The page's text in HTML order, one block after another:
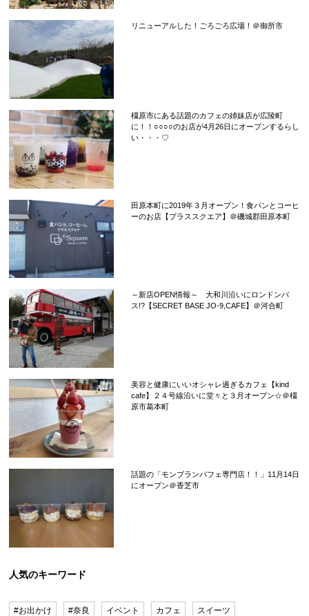
リニューアルした！ごろごろ広場！＠御所市
橿原市にある話題のカフェの姉妹店が広陵町
に！！○○○○のお店が4月26日にオープンするらし
い・・・♡
田原本町に2019年３月オープン！食パンとコーヒ
ーのお店【プラススクエア】＠磯城郡田原本町
～新店OPEN情報～ 大和川沿いにロンドンバ
ス!?【SECRET BASE JO-9,CAFE】＠河合町
美容と健康にいいオシャレ過ぎるカフェ【kind
cafe】２４号線沿いに堂々と３月オープン☆＠橿
原市葛本町
話題の「モンブランパフェ専門店！！」11月14日
にオープン＠香芝市
人気のキーワード
#お出かけ #奈良 イベント カフェ スイーツ